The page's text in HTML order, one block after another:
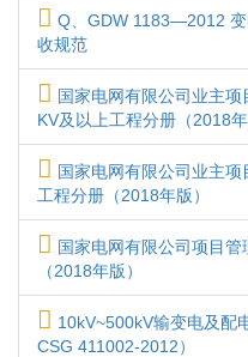
Q、GDW 1183—2012
收规范
国家电网有限公司业主项
KV及以上工程分册（2018年
国家电网有限公司业主
工程分册（2018年版）
国家电网有限公司项目管
（2018年版）
10kV~500kV输变电及配
CSG 411002-2012）